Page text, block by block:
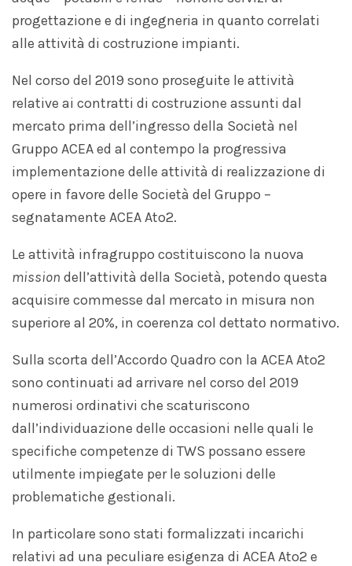
progettazione e di ingegneria in quanto correlati
alle attività di costruzione impianti.
Nel corso del 2019 sono proseguite le attività
relative ai contratti di costruzione assunti dal
mercato prima dell’ingresso della Società nel
Gruppo ACEA ed al contempo la progressiva
implementazione delle attività di realizzazione di
opere in favore delle Società del Gruppo –
segnatamente ACEA Ato2.
Le attività infragruppo costituiscono la nuova
mission dell’attività della Società, potendo questa
acquisire commesse dal mercato in misura non
superiore al 20%, in coerenza col dettato normativo.
Sulla scorta dell’Accordo Quadro con la ACEA Ato2
sono continuati ad arrivare nel corso del 2019
numerosi ordinativi che scaturiscono
dall’individuazione delle occasioni nelle quali le
specifiche competenze di TWS possano essere
utilmente impiegate per le soluzioni delle
problematiche gestionali.
In particolare sono stati formalizzati incarichi
relativi ad una peculiare esigenza di ACEA Ato2 e